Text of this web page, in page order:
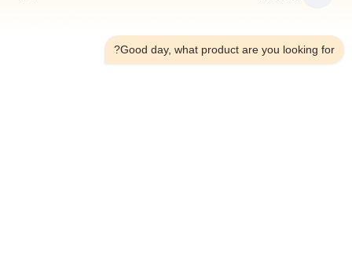
جولة في المعمل
رقابة جودة
Good day, what product are you looking for?